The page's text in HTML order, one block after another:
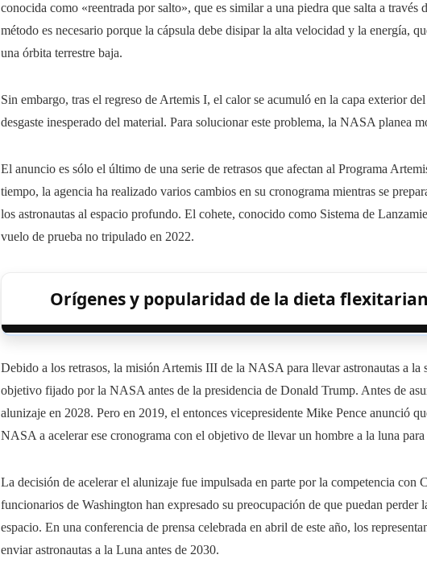
conocida como «reentrada por salto», que es similar a una piedra que salta a través
método es necesario porque la cápsula debe disipar la alta velocidad y la energía,
una órbita terrestre baja.
Sin embargo, tras el regreso de Artemis I, el calor se acumuló en la capa exterior
desgaste inesperado del material. Para solucionar este problema, la NASA planea
El anuncio es sólo el último de una serie de retrasos que afectan al Programa
tiempo, la agencia ha realizado varios cambios en su cronograma mientras se
los astronautas al espacio profundo. El cohete, conocido como Sistema de
vuelo de prueba no tripulado en 2022.
Orígenes y popularidad de la dieta
Debido a los retrasos, la misión Artemis III de la NASA para llevar astronautas a la
objetivo fijado por la NASA antes de la presidencia de Donald Trump. Antes de
alunizaje en 2028. Pero en 2019, el entonces vicepresidente Mike Pence anunció
NASA a acelerar ese cronograma con el objetivo de llevar un hombre a la luna
La decisión de acelerar el alunizaje fue impulsada en parte por la competencia con
funcionarios de Washington han expresado su preocupación de que puedan perder
espacio. En una conferencia de prensa celebrada en abril de este año, los
enviar astronautas a la Luna antes de 2030.